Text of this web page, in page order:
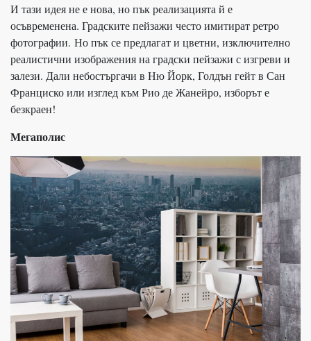
И тази идея не е нова, но пък реализацията й е
осъвременена. Градските пейзажи често имитират ретро
фотографии. Но пък се предлагат и цветни, изключително
реалистични изображения на градски пейзажи с изгреви и
залези. Дали небостъргачи в Ню Йорк, Голдън гейт в Сан
Франциско или изглед към Рио де Жанейро, изборът е
безкраен!
Мегаполис